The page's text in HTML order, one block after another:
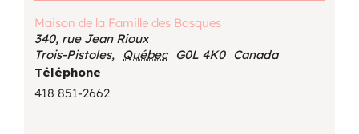
Maison de la Famille des Basques
340, rue Jean Rioux
Trois-Pistoles, Québec G0L 4K0 Canada
Téléphone
418 851-2662